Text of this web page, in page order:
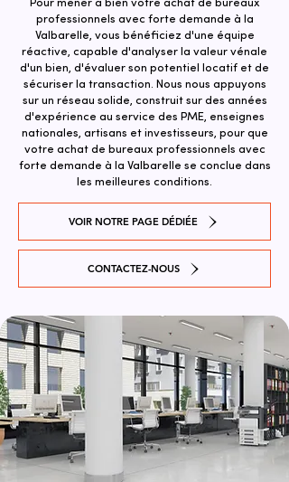
Pour mener à bien votre achat de bureaux
professionnels avec forte demande à la
Valbarelle, vous bénéficiez d'une équipe
réactive, capable d'analyser la valeur vénale
d'un bien, d'évaluer son potentiel locatif et de
sécuriser la transaction. ​Nous nous appuyons
sur un réseau solide, construit sur des années
d'expérience au service des PME, enseignes
nationales, artisans et investisseurs, pour que
votre achat de bureaux professionnels avec
forte demande à la Valbarelle se conclue dans
les meilleures conditions.
VOIR NOTRE PAGE DÉDIÉE
CONTACTEZ-NOUS